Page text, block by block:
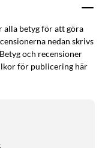
alla betyg för att göra
nedan skrivs
och recensioner
för publicering här